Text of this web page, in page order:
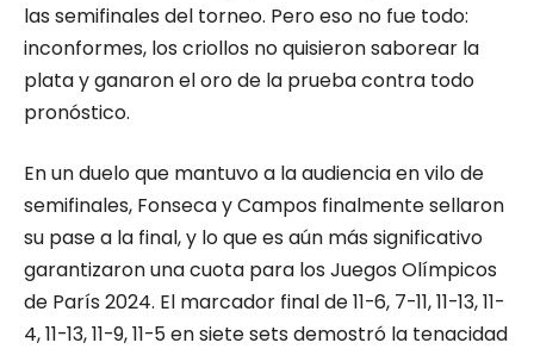
las semifinales del torneo. Pero eso no fue todo:
inconformes, los criollos no quisieron saborear la
plata y ganaron el oro de la prueba contra todo
pronóstico.
En un duelo que mantuvo a la audiencia en vilo de
semifinales, Fonseca y Campos finalmente sellaron
su pase a la final, y lo que es aún más significativo
garantizaron una cuota para los Juegos Olímpicos
de París 2024. El marcador final de 11-6, 7-11, 11-13, 11-
4, 11-13, 11-9, 11-5 en siete sets demostró la tenacidad